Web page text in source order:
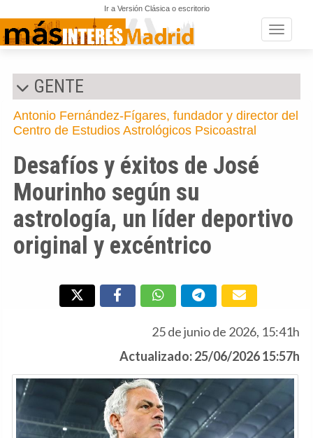
Ir a Versión Clásica o escritorio
Toggle
GENTE
Antonio Fernández-Fígares, fundador y director del
Centro de Estudios Astrológicos Psicoastral
Desafíos y éxitos de José
Mourinho según su
astrología, un líder deportivo
original y excéntrico
25 de junio de 2026, 15:41h
Actualizado: 25/06/2026 15:57h